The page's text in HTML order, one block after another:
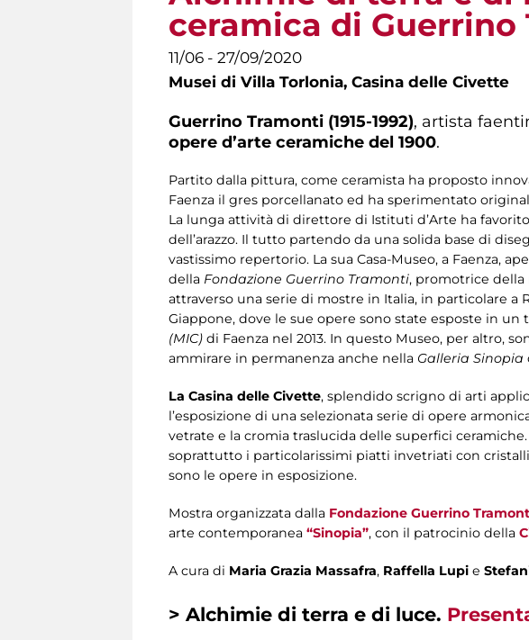
ceramica di Guerrino
11/06 - 27/09/2020
Musei di Villa Torlonia, Casina delle Civette
Guerrino Tramonti (1915-1992), artista
opere d’arte ceramiche del 1900.
Partito dalla pittura, come ceramista ha proposto
Faenza il gres porcellanato ed ha sperimentato
La lunga attività di direttore di Istituti d’Arte ha
dell’arazzo. Il tutto partendo da una solida base di
vastissimo repertorio. La sua Casa-Museo, a Faenza,
della Fondazione Guerrino Tramonti, promotrice della
attraverso una serie di mostre in Italia, in particolare a
Giappone, dove le sue opere sono state esposte in
(MIC) di Faenza nel 2013. In questo Museo, per altro,
ammirare in permanenza anche nella Galleria Sinopia
La Casina delle Civette, splendido scrigno di arti
l’esposizione di una selezionata serie di opere
vetrate e la cromia traslucida delle superfici
soprattutto i particolarissimi piatti invetriati con
sono le opere in esposizione.
Mostra organizzata dalla Fondazione Guerrino
arte contemporanea “Sinopia”, con il patrocinio della
A cura di Maria Grazia Massafra, Raffella Lupi e
> Alchimie di terra e di luce.